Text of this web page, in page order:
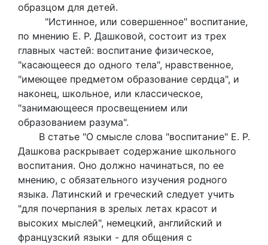
образцом для детей.
"Истинное, или совершенное" воспитание,
по мнению Е. Р. Дашковой, состоит из трех
главных частей: воспитание физическое,
"касающееся до одного тела", нравственное,
"имеющее предметом образование сердца", и
наконец, школьное, или классическое,
"занимающееся просвещением или
образованием разума".
В статье "О смысле слова "воспитание" Е. Р.
Дашкова раскрывает содержание школьного
воспитания. Оно должно начинаться, по ее
мнению, с обязательного изучения родного
языка. Латинский и греческий следует учить
"для почерпания в зрелых летах красот и
высоких мыслей", немецкий, английский и
французский языки - для общения с